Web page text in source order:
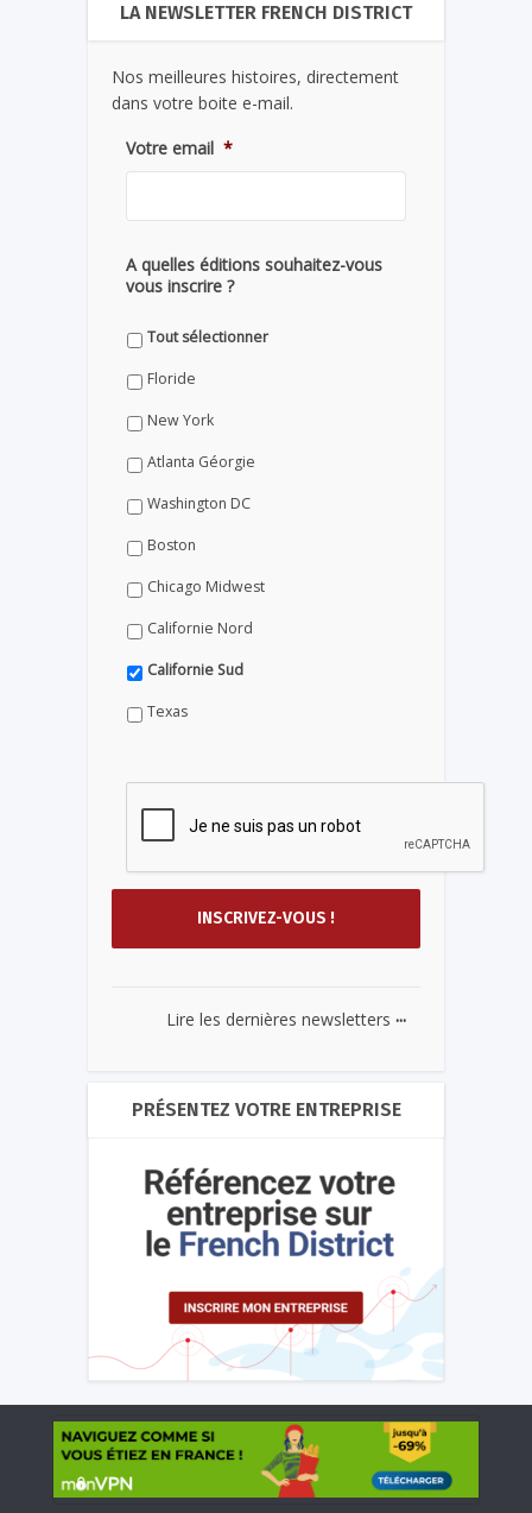
LA NEWSLETTER FRENCH DISTRICT
Nos meilleures histoires, directement
dans votre boite e-mail.
Votre email *
A quelles éditions souhaitez-vous
vous inscrire ?
Tout sélectionner
Floride
New York
Atlanta Géorgie
Washington DC
Boston
Chicago Midwest
Californie Nord
Californie Sud
Texas
Lire les dernières newsletters ...
PRÉSENTEZ VOTRE ENTREPRISE